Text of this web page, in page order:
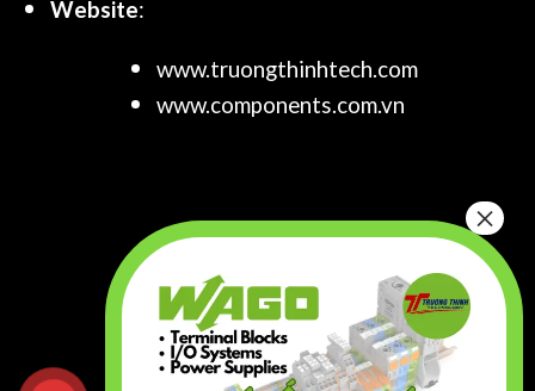
Website:
www.truongthinhtech.com
www.components.com.vn